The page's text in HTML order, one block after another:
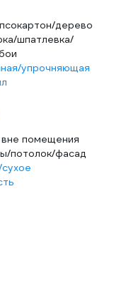
дерево
шпатлевка/
упрочняющая
вне помещения
потолок/фасад